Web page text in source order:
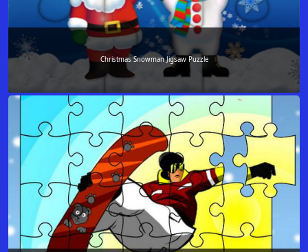
Christmas Snowman Jigsaw Puzzle